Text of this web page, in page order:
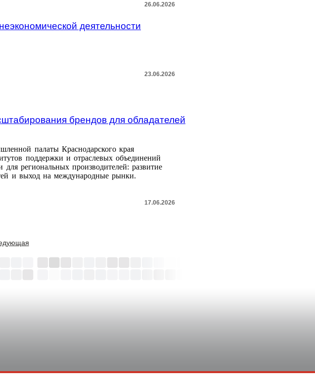
26.06.2026
деятельности
23.06.2026
брендов для обладателей
палаты Краснодарского края
поддержки и отраслевых объединений
региональных производителей: развитие
и выход на международные рынки.
17.06.2026